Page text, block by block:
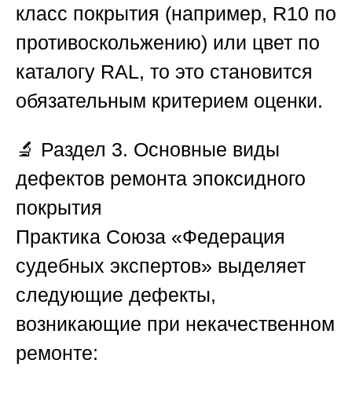
класс покрытия (например, R10 по
противоскольжению) или цвет по
каталогу RAL, то это становится
обязательным критерием оценки.
🔬 Раздел 3. Основные виды
дефектов ремонта эпоксидного
покрытия
Практика Союза «Федерация
судебных экспертов» выделяет
следующие дефекты,
возникающие при некачественном
ремонте: